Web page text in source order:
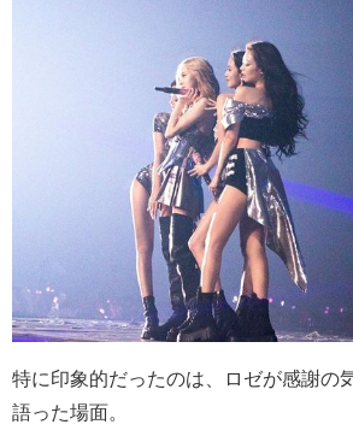
特に印象的だったのは、ロゼが感謝の
語った場面。